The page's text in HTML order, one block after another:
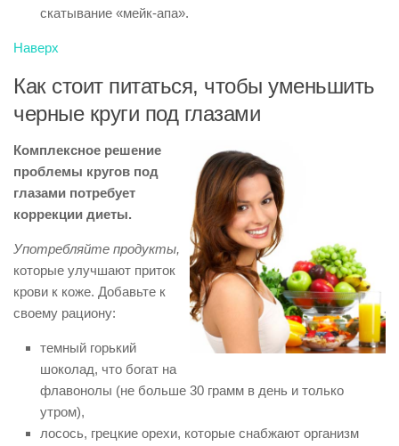
скатывание «мейк-апа».
Наверх
Как стоит питаться, чтобы уменьшить
черные круги под глазами
Комплексное решение
проблемы кругов под
глазами потребует
коррекции диеты.
Употребляйте продукты,
которые улучшают приток
крови к коже. Добавьте к
своему рациону:
темный горький
шоколад, что богат на
флавонолы (не больше 30 грамм в день и только
утром),
лосось, грецкие орехи, которые снабжают организм